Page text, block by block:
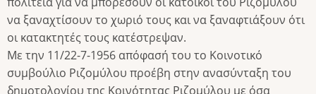
να ξαναχτίσουν το χωριό τους και να ξαναφτιάξουν ότι
οι κατακτητές τους κατέστρεψαν.
Με την 11/22-7-1956 απόφασή του το Κοινοτικό
συμβούλιο Ριζομύλου προέβη στην ανασύνταξη του
δημοτολογίου της Κοινότητας Ριζομύλου με όσα